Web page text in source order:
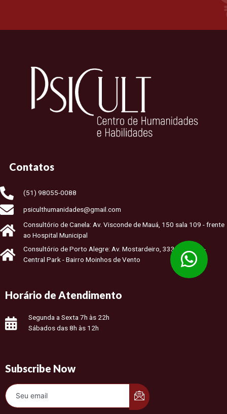
Contatos
(51) 98055-0088​
psiculthumanidades@gmail.com
Consultório de Canela: Av. Visconde de Mauá, 150 sala 109 - frente
ao Hospital Municipal
Consultório de Porto Alegre: Av. Mostardeiro, 333 sala 501 -
Central Park - Bairro Moinhos de Vento
Horário de Atendimento
Segunda a Sexta 7h às 22h
Sábados das 8h às 12h
Subscribe Now